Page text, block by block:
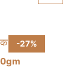
-27%